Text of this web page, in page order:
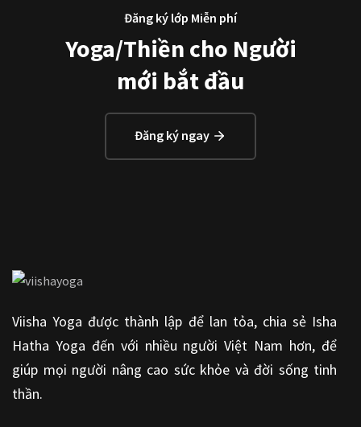
Đăng ký lớp Miễn phí
Yoga/Thiền cho Người
mới bắt đầu
Đăng ký ngay
Viisha Yoga được thành lập để lan tỏa, chia sẻ Isha
Hatha Yoga đến với nhiều người Việt Nam hơn, để
giúp mọi người nâng cao sức khỏe và đời sống tinh
thần.